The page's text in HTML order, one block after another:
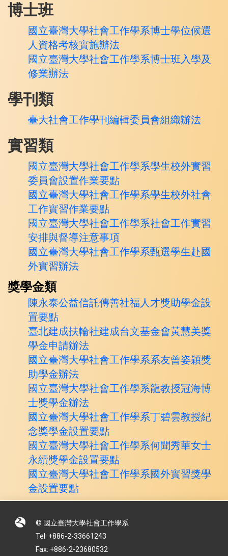
博士班
國立臺灣大學社會工作學系博士學位候選
人資格考核實施辦法
國立臺灣大學社會工作學系博士班入學及
修業辦法
學刊類
臺大社會工作學刊編輯委員會組織辦法
實習類
國立臺灣大學社會工作學系學生校外實習
委員會設置作業要點
國立臺灣大學社會工作學系學生校外社會
工作實習作業要點
國立臺灣大學社會工作學系社會工作實習
安排與督導注意事項
國立臺灣大學社會工作學系甄選學生赴國
外實習辦法
獎學金類
陳永泰公益信託傳善社福人才獎助學金設
置要點
臺北建成扶輪社建成台文基金會黃慧美獎
學金申請辦法
國立臺灣大學社會工作學系系友曾姿穎獎
助學金辦法
國立臺灣大學社會工作學系龍教授冠海博
士獎學金辦法
國立臺灣大學社會工作學系丁碧雲教授紀
念獎學金設置要點
國立臺灣大學社會工作學系何聞秀華女士
永續獎學金設置要點
國立臺灣大學社會工作學系國外實習獎學
金設置要點
© 國立臺灣大學社會工作學系
Tel: +886-2-33661243
Fax: +886-2-23680532